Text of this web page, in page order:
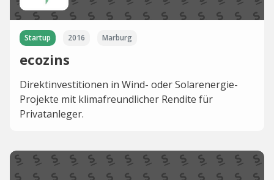
Startup 2016 Marburg
ecozins
Direktinvestitionen in Wind- oder Solarenergie-
Projekte mit klimafreundlicher Rendite für
Privatanleger.